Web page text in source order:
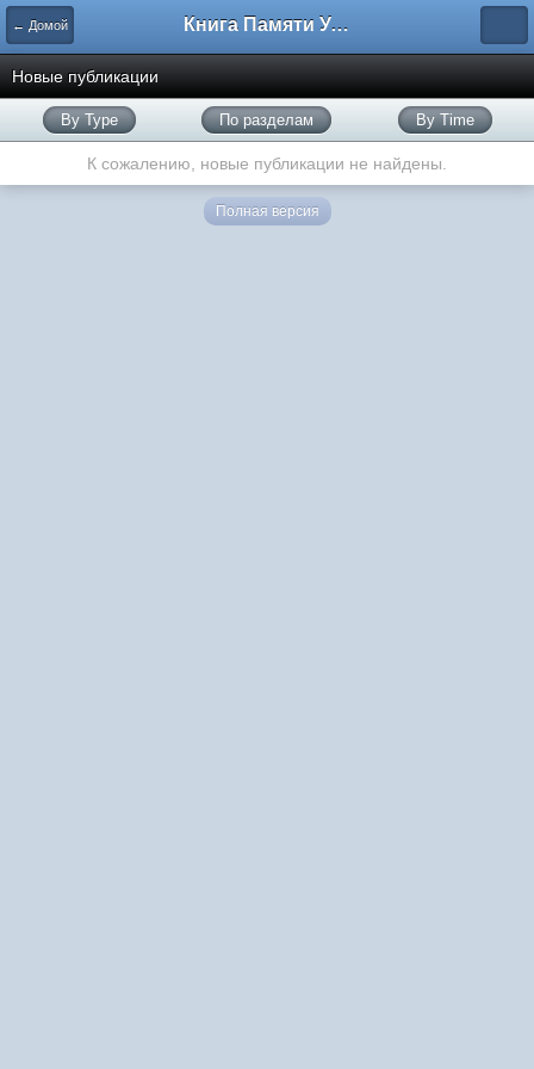
← Домой Книга Памяти Узбекистана
Новые публикации
By Type По разделам By Time
К сожалению, новые публикации не найдены.
Полная версия